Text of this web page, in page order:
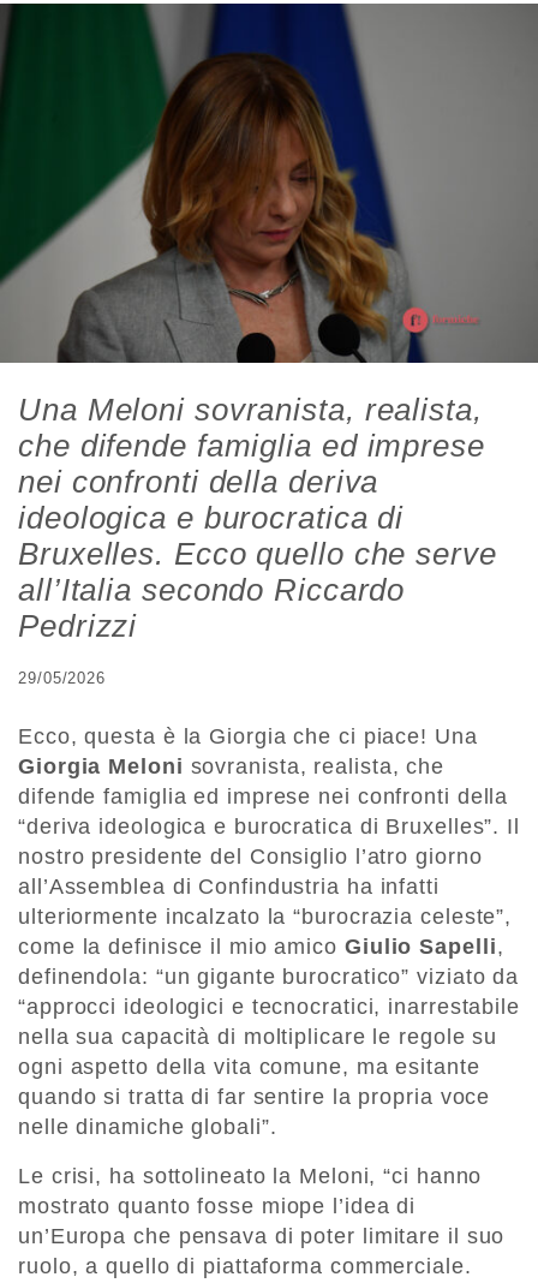
Una Meloni sovranista, realista,
che difende famiglia ed imprese
nei confronti della deriva
ideologica e burocratica di
Bruxelles. Ecco quello che serve
all’Italia secondo Riccardo
Pedrizzi
29/05/2026
Ecco, questa è la Giorgia che ci piace! Una
Giorgia Meloni sovranista, realista, che
difende famiglia ed imprese nei confronti della
“deriva ideologica e burocratica di Bruxelles”. Il
nostro presidente del Consiglio l’atro giorno
all’Assemblea di Confindustria ha infatti
ulteriormente incalzato la “burocrazia celeste”,
come la definisce il mio amico Giulio Sapelli,
definendola: “un gigante burocratico” viziato da
“approcci ideologici e tecnocratici, inarrestabile
nella sua capacità di moltiplicare le regole su
ogni aspetto della vita comune, ma esitante
quando si tratta di far sentire la propria voce
nelle dinamiche globali”.
Le crisi, ha sottolineato la Meloni, “ci hanno
mostrato quanto fosse miope l’idea di
un’Europa che pensava di poter limitare il suo
ruolo, a quello di piattaforma commerciale.